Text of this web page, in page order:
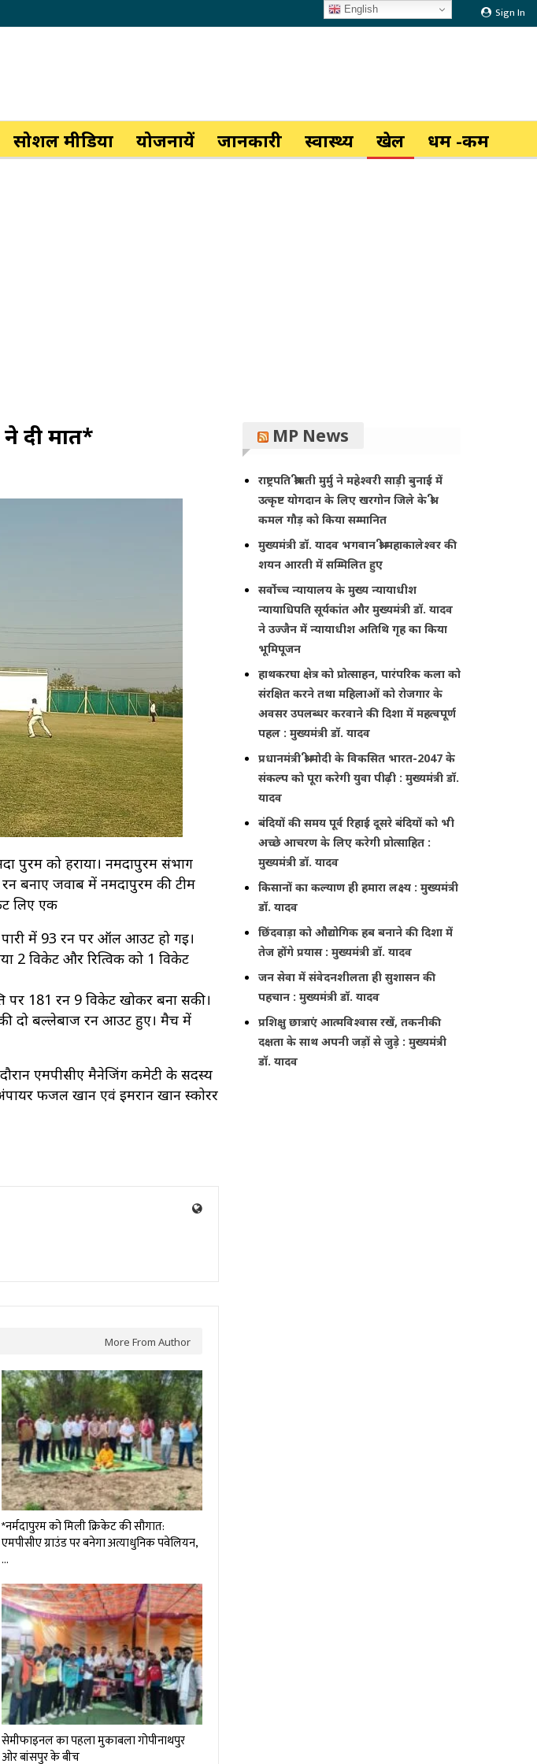
Sign In
सोशल मीडिया योजनायें जानकारी स्वास्थ्य खेल धर्म -कर्म
दी मात*
पुरम को हराया। नर्मदापुरम संभाग
बनाए जवाब में नर्मदापुरम की टीम
लिए एक
में 93 रन पर ऑल आउट हो गई।
2 विकेट और रित्विक को 1 विकेट
पर 181 रन 9 विकेट खोकर बना सकी।
दो बल्लेबाज रन आउट हुए। मैच में
एमपीसीए मैनेजिंग कमेटी के सदस्य
अंपायर फजल खान एवं इमरान खान स्कोरर
More From Author
*नर्मदापुरम को मिली क्रिकेट की सौगात:
एमपीसीए ग्राउंड पर बनेगा अत्याधुनिक पवेलियन,
…
सेमीफाइनल का पहला मुकाबला गोपीनाथपुर
ओर बांसपुर के बीच
MP News
राष्ट्रपति श्रीमती मुर्मु ने महेश्वरी साड़ी बुनाई में
उत्कृष्ट योगदान के लिए खरगोन जिले के श्री
कमल गौड़ को किया सम्मानित
मुख्यमंत्री डॉ. यादव भगवान श्री महाकालेश्‍वर की
शयन आरती में सम्मिलित हुए
सर्वोच्च न्यायालय के मुख्‍य न्‍यायाधीश
न्यायाधिपति सूर्यकांत और मुख्यमंत्री डॉ. यादव
ने उज्जैन में न्यायाधीश अतिथि गृह का किया
भूमिपूजन
हाथकरघा क्षेत्र को प्रोत्साहन, पारंपरिक कला को
संरक्षित करने तथा महिलाओं को रोजगार के
अवसर उपलब्धर करवाने की दिशा में महत्वपूर्ण
पहल : मुख्यमंत्री डॉ. यादव
प्रधानमंत्री श्री मोदी के विकसित भारत-2047 के
संकल्प को पूरा करेगी युवा पीढ़ी : मुख्यमंत्री डॉ.
यादव
बंदियों की समय पूर्व रिहाई दूसरे बंदियों को भी
अच्छे आचरण के लिए करेगी प्रोत्साहित :
मुख्यमंत्री डॉ. यादव
किसानों का कल्याण ही हमारा लक्ष्य : मुख्यमंत्री
डॉ. यादव
छिंदवाड़ा को औद्योगिक हब बनाने की दिशा में
तेज होंगे प्रयास : मुख्यमंत्री डॉ. यादव
जन सेवा में संवेदनशीलता ही सुशासन की
पहचान : मुख्यमंत्री डॉ. यादव
प्रशिक्षु छात्राएं आत्मविश्वास रखें, तकनीकी
दक्षता के साथ अपनी जड़ों से जुड़े : मुख्यमंत्री
डॉ. यादव
English